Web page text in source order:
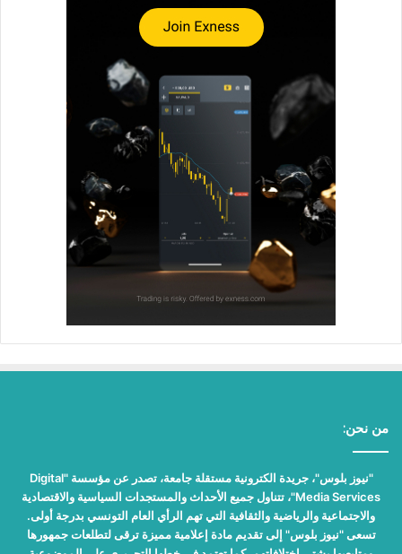
من نحن:
"نيوز بلوس"، جريدة الكترونية مستقلة جامعة، تصدر عن مؤسسة "Digital
Media Services"، تتناول جميع الأحداث والمستجدات السياسية والاقتصادية
والاجتماعية والرياضية والثقافية التي تهم الرأي العام التونسي بدرجة أولى.
تسعى "نيوز بلوس" إلى تقديم مادة إعلامية مميزة ترقى لتطلعات جمهورها